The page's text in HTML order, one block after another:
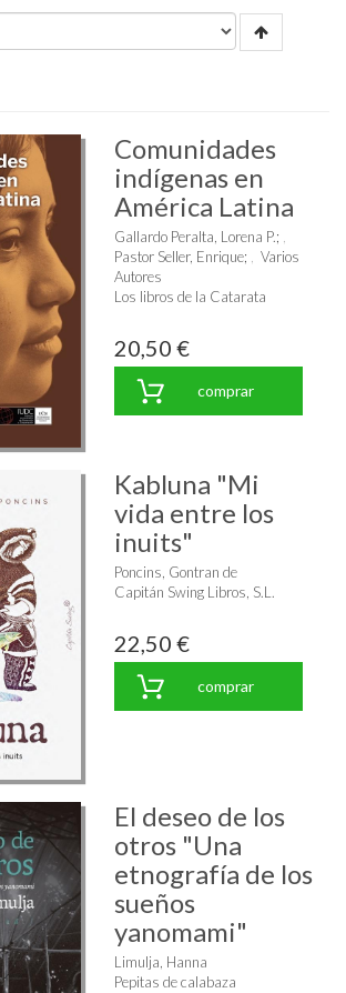
Comunidades
indígenas en
América Latina
Gallardo Peralta, Lorena P.;
Pastor Seller, Enrique;
Varios
Autores
Los libros de la Catarata
20,50 €
comprar
Kabluna "Mi
vida entre los
inuits"
Poncins, Gontran de
Capitán Swing Libros, S.L.
22,50 €
comprar
El deseo de los
otros "Una
etnografía de los
sueños
yanomami"
Limulja, Hanna
Pepitas de calabaza